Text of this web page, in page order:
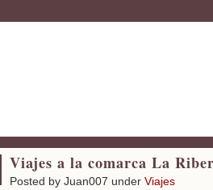
Viajes a la comarca La
Posted by Juan007 under Viajes